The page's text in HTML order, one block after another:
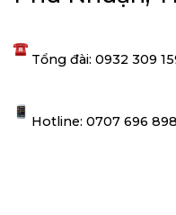
Tổng đài: 0932 309
Hotline: 0707 696